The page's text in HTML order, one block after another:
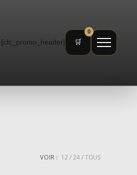
[cfc_promo_header] 🛒
0
VOIR : 12 24 TOUS